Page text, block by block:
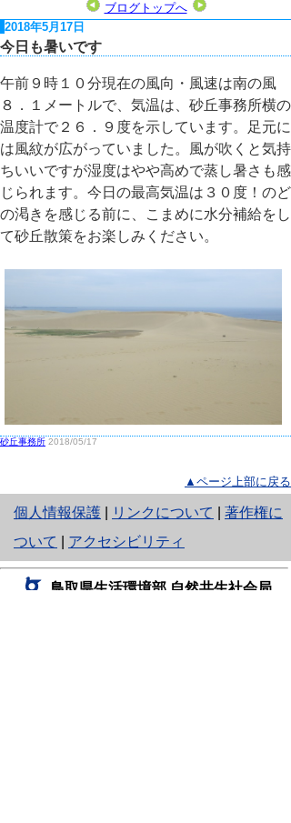
ブログトップへ
2018年5月17日
今日も暑いです
午前９時１０分現在の風向・風速は南の風
８．１メートルで、気温は、砂丘事務所横の
温度計で２６．９度を示しています。足元に
は風紋が広がっていました。風が吹くと気持
ちいいですが湿度はやや高めで蒸し暑さも感
じられます。今日の最高気温は３０度！のど
の渇きを感じる前に、こまめに水分補給をし
て砂丘散策をお楽しみください。
砂丘事務所 2018/05/17
▲ページ上部に戻る
個人情報保護
と
り
ネ
リンクについて
著作権に
ついて
アクセシビリティ
鳥取県生活環境部 自然共生社会局